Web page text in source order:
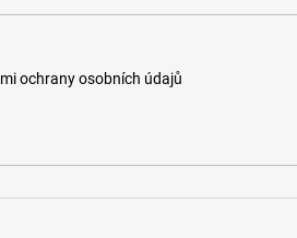
ochrany osobních údajů